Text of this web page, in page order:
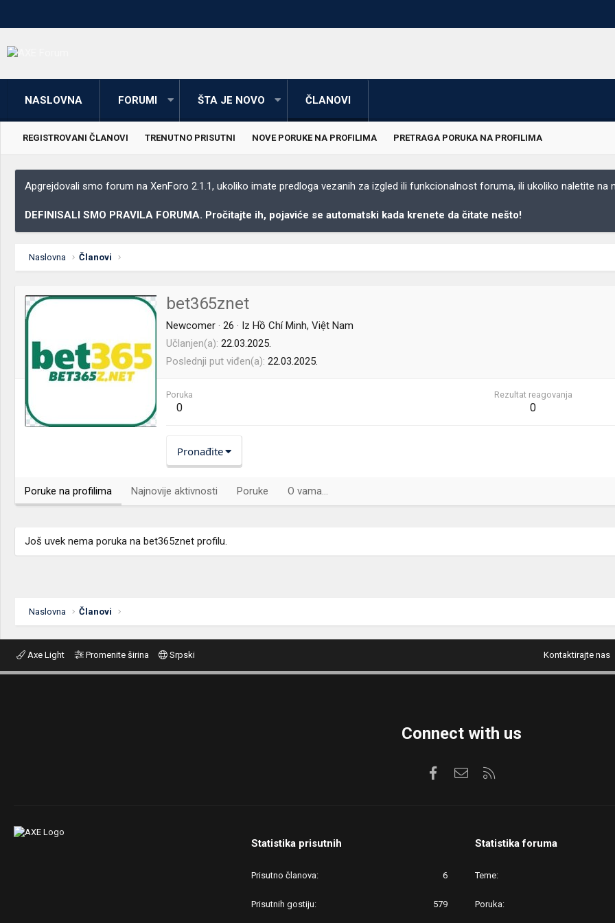
NASLOVNA FORUMI ŠTA JE NOVO ČLANOVI
REGISTROVANI ČLANOVI TRENUTNO PRISUTNI NOVE PORUKE NA PROFILIMA PRETRAGA PORUKA NA PROFILIMA
Apgrejdovali smo forum na XenForo 2.1.1, ukoliko imate predloga vezanih za izgled ili funkcionalnost foruma, ili ukoliko naletite na
DEFINISALI SMO PRAVILA FORUMA. Pročitajte ih, pojaviće se automatski kada krenete da čitate nešto!
Naslovna Članovi
bet365znet
Newcomer · 26 · Iz Hồ Chí Minh, Việt Nam
Učlanjen(a) 22.03.2025.
Poslednji put viđen(a) 22.03.2025.
Poruka
0
Rezultat reagovanja
0
Pronađite
Poruke na profilima Najnovije aktivnosti Poruke O vama...
Još uvek nema poruka na bet365znet profilu.
Naslovna Članovi
Axe Light Promenite širina Srpski Kontaktirajte nas
Connect with us
FacebookKontaktirajte nas
Statistika prisutnih
Prisutno članova 6
Prisutnih gostiju 579
Statistika foruma
Teme
Poruka